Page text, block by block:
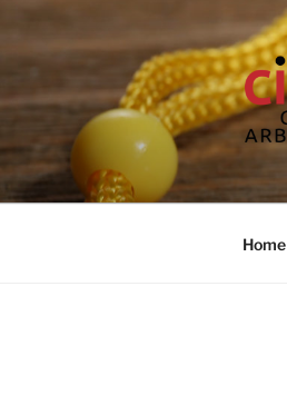
Aller
contenu
principal
Home